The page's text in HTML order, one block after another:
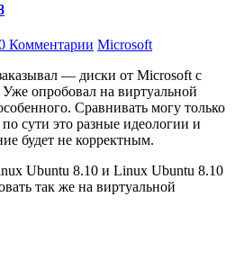
Комментарии Microsoft
— диски от Microsoft с
опробовал на виртуальной
Сравнивать могу только
сути это разные идеологии и
будет не корректным.
Ubuntu 8.10 и Linux Ubuntu 8.10
так же на виртуальной